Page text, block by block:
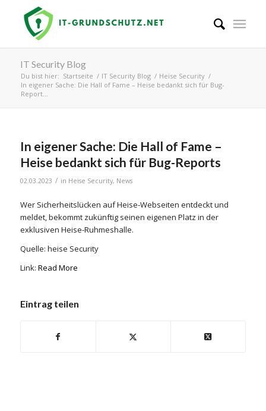
IT Security Blog
Du bist hier: Startseite / IT Security Blog / Heise Security /
In eigener Sache: Die Hall of Fame – Heise bedankt sich für Bug-
Report...
In eigener Sache: Die Hall of Fame –
Heise bedankt sich für Bug-Reports
02.03.2023 / in Heise Security, News
Wer Sicherheitslücken auf Heise-Webseiten entdeckt und
meldet, bekommt zukünftig seinen eigenen Platz in der
exklusiven Heise-Ruhmeshalle.
Quelle: heise Security
Link: Read More
Eintrag teilen